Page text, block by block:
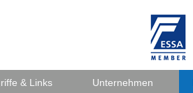
& Links Unternehmen